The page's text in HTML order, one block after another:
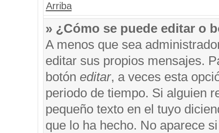
Arriba
» ¿Cómo se puede editar o
A menos que sea
editar sus propios mensajes.
botón editar, a veces esta
periodo de tiempo. Si alguien
pequeño texto en el tuyo
que lo ha hecho. No aparece